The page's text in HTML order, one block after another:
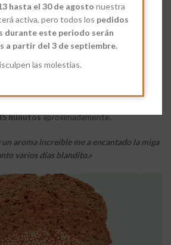
hasta el 30 de agosto nuestra
activa, pero todos los pedidos
durante este periodo serán
a partir del 3 de septiembre.
las molestias.
una bandeja dentro en la base del horno a
hacerle los cortes a la masa para que
echando un poco de agua en la
minutosaproximadamente.
un aroma increíble me a encantado la miga
varios días blandito.»